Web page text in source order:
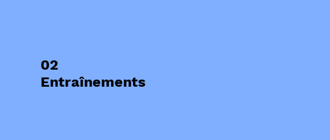
02
Entraînements